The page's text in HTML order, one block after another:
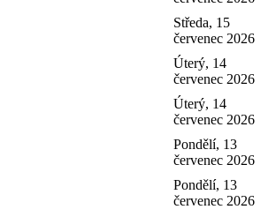
Středa, 15
červenec 2026
Úterý, 14
červenec 2026
Úterý, 14
červenec 2026
Pondělí, 13
červenec 2026
Pondělí, 13
červenec 2026